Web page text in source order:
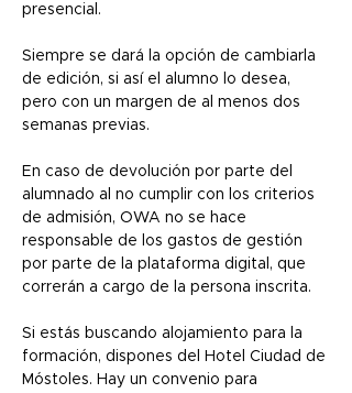
presencial.
Siempre se dará la opción de cambiarla
de edición, si así el alumno lo desea,
pero con un margen de al menos dos
semanas previas.
En caso de devolución por parte del
alumnado al no cumplir con los criterios
de admisión, OWA no se hace
responsable de los gastos de gestión
por parte de la plataforma digital, que
correrán a cargo de la persona inscrita.
Si estás buscando alojamiento para la
formación, dispones del Hotel Ciudad de
Móstoles. Hay un convenio para